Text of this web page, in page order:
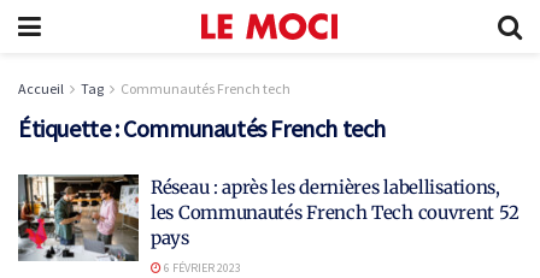
Accueil Tag Communautés French tech
Étiquette :Communautés French tech
Réseau : après les dernières labellisations,
les Communautés French Tech couvrent 52
pays
6 FÉVRIER 2023